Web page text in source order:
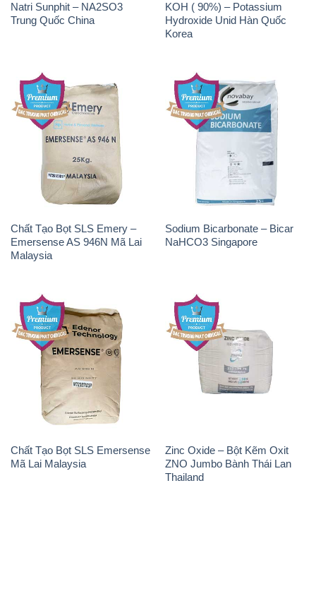
Natri Sunphit – NA2SO3
Trung Quốc China
KOH ( 90%) – Potassium
Hydroxide Unid Hàn Quốc
Korea
Chất Tạo Bọt SLS Emery –
Emersense AS 946N Mã Lai
Malaysia
Sodium Bicarbonate – Bicar
NaHCO3 Singapore
Chất Tạo Bọt SLS Emersense
Mã Lai Malaysia
Zinc Oxide – Bột Kẽm Oxit
ZNO Jumbo Bành Thái Lan
Thailand